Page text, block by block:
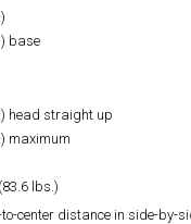
base
head straight up
maximum
lbs.)
center distance in side-by-